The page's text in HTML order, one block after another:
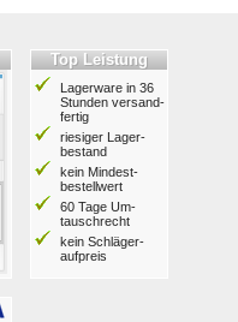
Top Leistung
Lagerware in 36
Stunden ver­sand­
fertig
riesiger Lager­
bestand
kein Mindest­
bestell­wert
60 Tage Um­
tausch­recht
kein Schläger­
aufpreis